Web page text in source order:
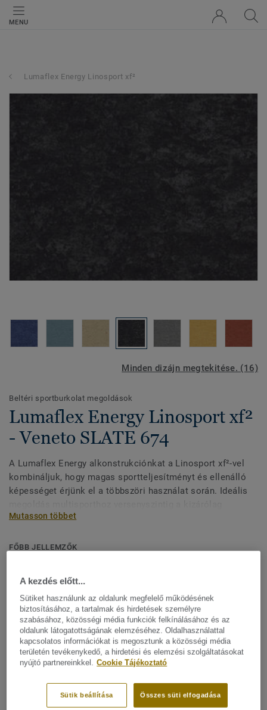
MENU
Lumaflex Energy Linosport xf²
Minden dizájn megtekitése. (16)
Beltéri sportburkolat megoldások
Lumaflex Energy Linosport xf²
- Veneto SLATE 674
A Lumaflex Energy alkonstrukciónkat a Linosport xf²-vel
kombináljuk, hogy magas sportteljesítményt és ellenálló
képességet érjünk el a többszöri használat során. Ideális
nyírfából készült 15 mm-es valódi fa alváznak
fokozott sportélményhez. Az egyedülálló kettős Tongue &
a nehéz gördülő terhelésekkel (max. 500 kg) szemben, a
Lumaflex Energy nem sportesemények (asztalok, székek,
stb.) számára is ideális.
Mutasson többet
FŐBB JELLEMZŐK
Kiváló teljesítmény (EN 14904, A3 osztály)
Helyszíni Linofinish felületvédelem
Rendkívül ellenálló a több célra való használhatóság
érdekében
2-Lock rögzítő rendszer a kiváló ellenálló képesség
érdekében
Optimális komfort és biztonság a sportolók számára
A kezdés előtt...
Sütiket használunk az oldalunk megfelelő működésének
biztosításához, a tartalmak és hirdetések személyre
szabásához, közösségi média funkciók felkínálásához és az
oldalunk látogatottságának elemzéséhez. Oldalhasználattal
kapcsolatos információkat is megosztunk a közösségi média
területén tevékenykedő, a hirdetési és elemzési szolgáltatásokat
nyújtó partnereinkkel. Cookie Tájékoztató
Összes süti elfogadása
Sütik beállítása